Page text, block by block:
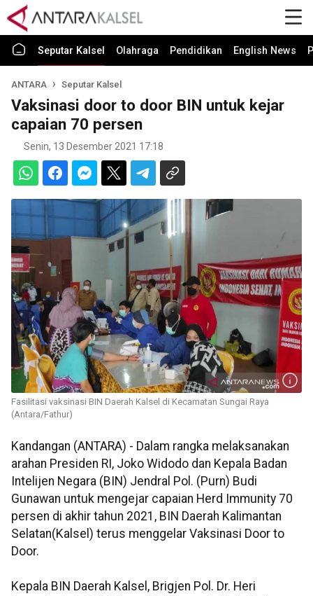
Seputar Kalsel Olahraga Pendidikan English News
ANTARA Seputar Kalsel
Vaksinasi door to door BIN untuk kejar
capaian 70 persen
Senin, 13 Desember 2021 17:18
Fasilitasi vaksinasi BIN Daerah Kalsel di Kecamatan Sungai Raya
(Antara/Fathur)
Kandangan (ANTARA) - Dalam rangka melaksanakan
arahan Presiden RI, Joko Widodo dan Kepala Badan
Intelijen Negara (BIN) Jendral Pol. (Purn) Budi
Gunawan untuk mengejar capaian Herd Immunity 70
persen di akhir tahun 2021, BIN Daerah Kalimantan
Selatan(Kalsel) terus menggelar Vaksinasi Door to
Door.
Kepala BIN Daerah Kalsel, Brigjen Pol. Dr. Heri